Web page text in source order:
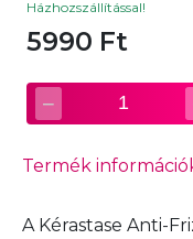
Házhozszállítással!
5990 Ft
− 1
Termék
AKérastase Anti-